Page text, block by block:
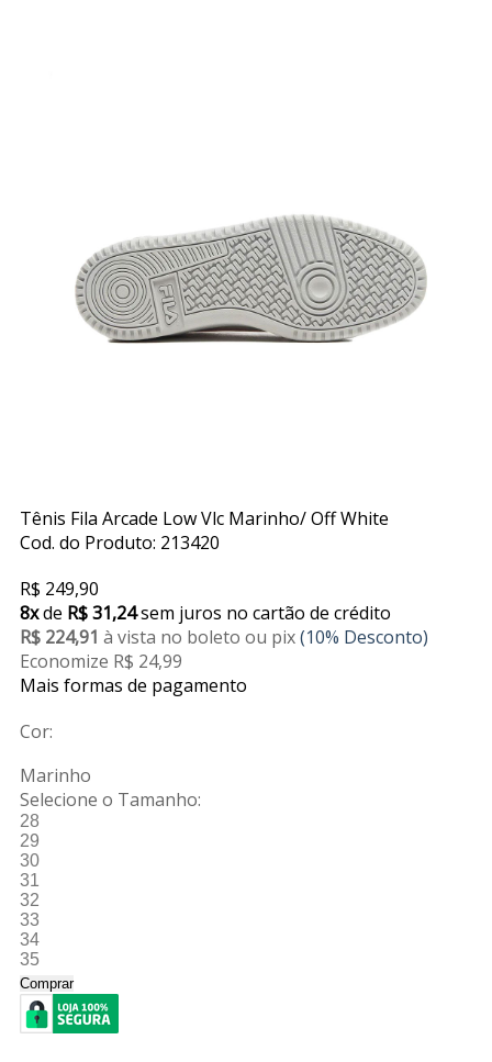
Tênis Fila Arcade Low Vlc Marinho/ Off White
Cod. do Produto: 213420
R$ 249,90
8xde R$ 31,24 sem juros no cartão de crédito
R$ 224,91 à vista no boleto ou pix(10% Desconto)
Economize R$ 24,99
Mais formas de pagamento
Cor:
Marinho
Selecione o Tamanho:
28
29
30
31
32
33
34
35
Comprar